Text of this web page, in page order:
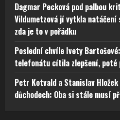
Dagmar Pecková pod palbou
Vildumetzová jí vytkla
zda je to v pořádku
Poslední chvíle Ivety
telefonátu cítila zlepšení,
Petr Kotvald a Stanislav
důchodech: Oba si stále musí